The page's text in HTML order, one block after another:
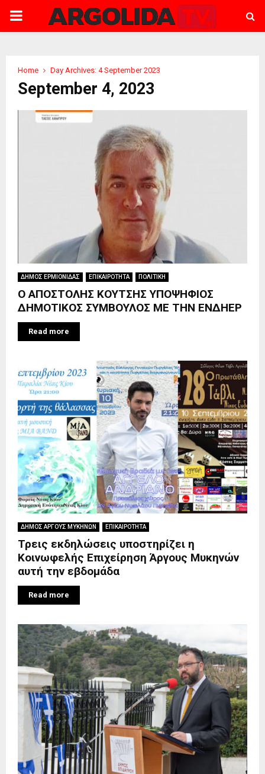
PRIMARY
Home Day Archives: 4 September 2023
September 4, 2023
ΔΗΜΟΣ ΕΡΜΙΟΝΙΔΑΣ ΕΠΙΚΑΙΡΟΤΗΤΑ ΠΟΛΙΤΙΚΗ
Ο ΑΠΟΣΤΟΛΗΣ ΚΟΥΤΣΗΣ ΥΠΟΨΗΦΙΟΣ
ΔΗΜΟΤΙΚΟΣ ΣΥΜΒΟΥΛΟΣ ΜΕ ΤΗΝ ΕΝΔΗΕΡ
Read more
ΔΗΜΟΣ ΑΡΓΟΥΣ ΜΥΚΗΝΩΝ ΕΠΙΚΑΙΡΟΤΗΤΑ
Τρεις εκδηλώσεις υποστηρίζει η
Κοινωφελής Επιχείρηση Άργους Μυκηνών
αυτή την εβδομάδα
Read more